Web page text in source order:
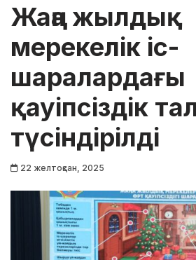
Жаңа жылдық
мерекелік іс-
шаралардағы
қауіпсіздік
түсіндірілді
22 желтоқсан, 2025